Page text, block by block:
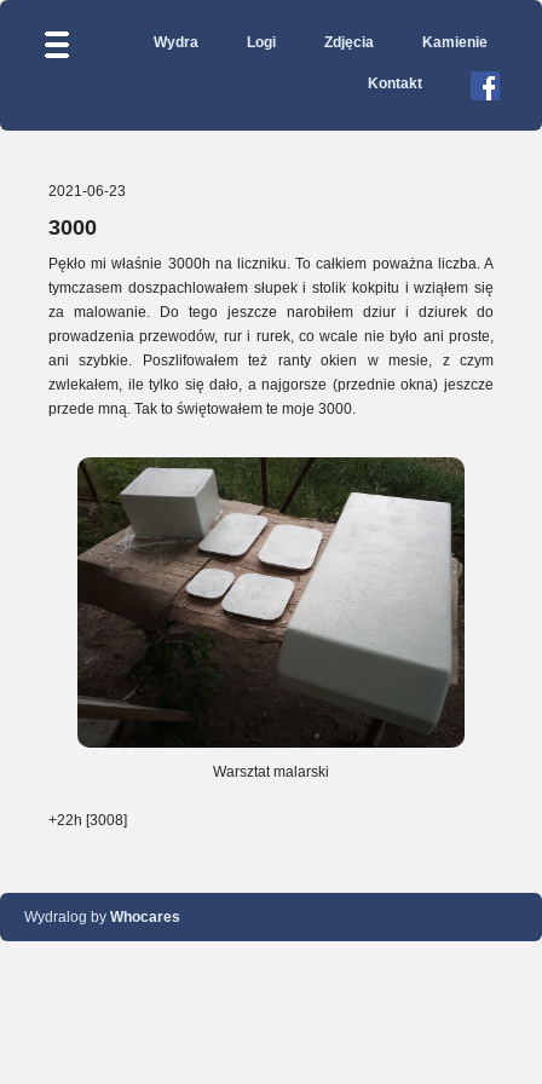
Wydra Logi Zdjęcia Kamienie
Kontakt
2021-06-23
3000
Pękło mi właśnie 3000h na liczniku. To całkiem poważna liczba. A
tymczasem doszpachlowałem słupek i stolik kokpitu i wziąłem się
za malowanie. Do tego jeszcze narobiłem dziur i dziurek do
prowadzenia przewodów, rur i rurek, co wcale nie było ani proste,
ani szybkie. Poszlifowałem też ranty okien w mesie, z czym
zwlekałem, ile tylko się dało, a najgorsze (przednie okna) jeszcze
przede mną. Tak to świętowałem te moje 3000.
Warsztat malarski
+22h [3008]
Wydralog by Whocares